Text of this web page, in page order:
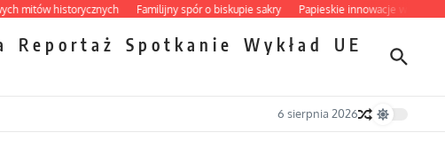
historycznych Familijny spór o biskupie sakry Papieskie innowacje w tradycyjnym
Reportaż Spotkanie Wykład
UE
6 sierpnia 2026